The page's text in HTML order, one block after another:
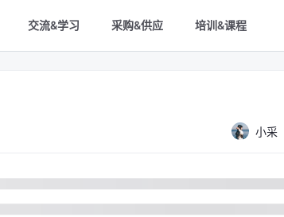
交流&学习 采购&供应 培训&课程
小采